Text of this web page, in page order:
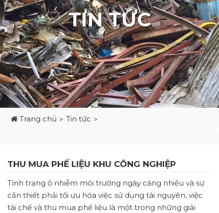
TIN TỨC
Trang chủ Tin tức
THU MUA PHẾ LIỆU KHU CÔNG NGHIỆP
Tình trạng ô nhiễm môi trường ngày càng nhiều và sự
cần thiết phải tối ưu hóa việc sử dụng tài nguyên, việc
tái chế và thu mua phế liệu là một trong những giải